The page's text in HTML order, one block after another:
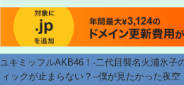
ユキミッフルAKB46！-二代目襲名火浦氷子
ィックが止まらない？--僕が見たかった夜